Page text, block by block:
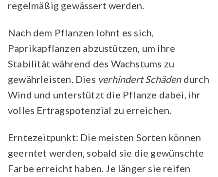
regelmäßig gewässert werden.
Nach dem Pflanzen lohnt es sich,
Paprikapflanzen abzustützen, um ihre
Stabilität während des Wachstums zu
gewährleisten. Dies verhindert Schädendurch
Wind und unterstützt die Pflanze dabei, ihr
volles Ertragspotenzial zu erreichen.
Erntezeitpunkt: Die meisten Sorten können
geerntet werden, sobald sie die gewünschte
Farbe erreicht haben. Je länger sie reifen